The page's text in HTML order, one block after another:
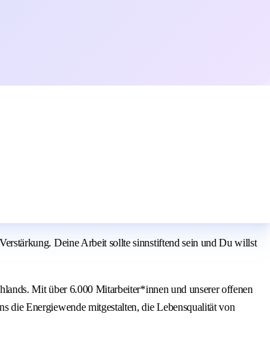
Deine Arbeit sollte sinnstiftend sein und Du willst
Mit über 6.000 Mitarbeiter*innen und unserer offenen
die Energiewende mitgestalten, die Lebensqualität von